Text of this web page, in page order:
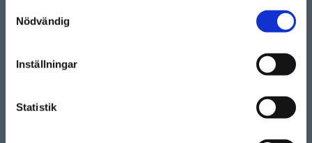
Nödvändig
Inställningar
Statistik
Drop-in showroom, se aktuella öppettider på vår
Telefon: